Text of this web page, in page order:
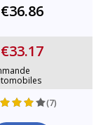
€36.86
€33.17
(7)